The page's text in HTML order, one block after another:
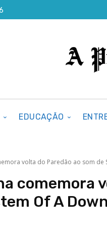
EDUCAÇÃO
volta do Paredão ao som de
comemora
Of A